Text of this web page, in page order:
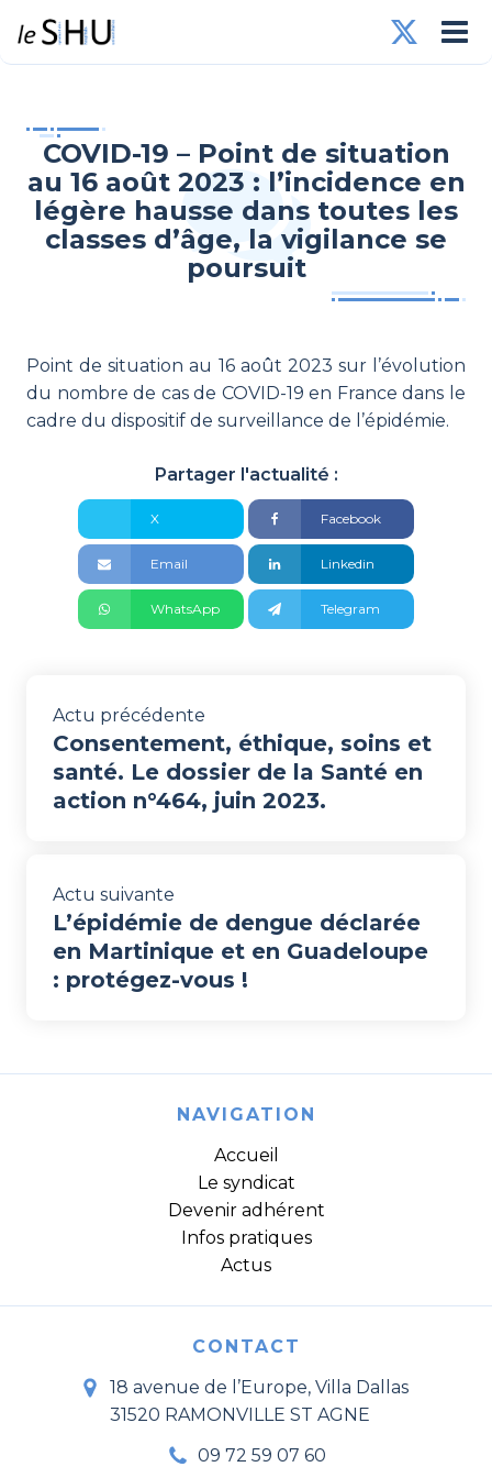
COVID-19 – Point de situation
au 16 août 2023 : l’incidence en
légère hausse dans toutes les
classes d’âge, la vigilance se
poursuit
Point de situation au 16 août 2023 sur l’évolution
du nombre de cas de COVID-19 en France dans le
cadre du dispositif de surveillance de l’épidémie.
Partager l'actualité :
X Facebook
Email Linkedin
WhatsApp Telegram
Actu précédente
Consentement, éthique, soins et
santé. Le dossier de la Santé en
action n°464, juin 2023.
Actu suivante
L’épidémie de dengue déclarée
en Martinique et en Guadeloupe
: protégez-vous !
NAVIGATION
Accueil
Le syndicat
Devenir adhérent
Infos pratiques
Actus
CONTACT
18 avenue de l’Europe, Villa Dallas
31520 RAMONVILLE ST AGNE
09 72 59 07 60